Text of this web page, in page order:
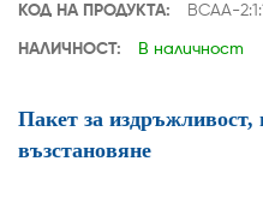
КОД НА ПРОДУКТА: BCAA-
НАЛИЧНОСТ: В наличност
Пакет за издръжливост,
възстановяне